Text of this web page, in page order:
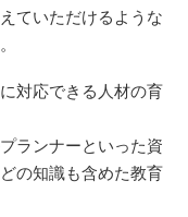
ていただけるような
対応できる人材の育
ランナーといった資
の知識も含めた教育